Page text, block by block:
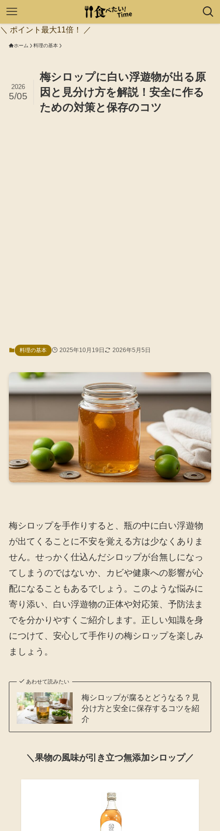
＼ ポイント最大11倍！ ／
ホーム 料理の基本
梅シロップに白い浮遊物が出る原
因と見分け方を解説！安全に作る
ための対策と保存のコツ
2026
5/05
料理の基本 2025年10月19日 2026年5月5日
梅シロップを手作りすると、瓶の中に白い浮遊物
が出てくることに不安を覚える方は少なくありま
せん。せっかく仕込んだシロップが台無しになっ
てしまうのではないか、カビや健康への影響が心
配になることもあるでしょう。このような悩みに
寄り添い、白い浮遊物の正体や対応策、予防法ま
でを分かりやすくご紹介します。正しい知識を身
につけて、安心して手作りの梅シロップを楽しみ
ましょう。
あわせて読みたい
梅シロップが腐るとどうなる？見
分け方と安全に保存するコツを紹
介
＼果物の風味が引き立つ無添加シロップ／